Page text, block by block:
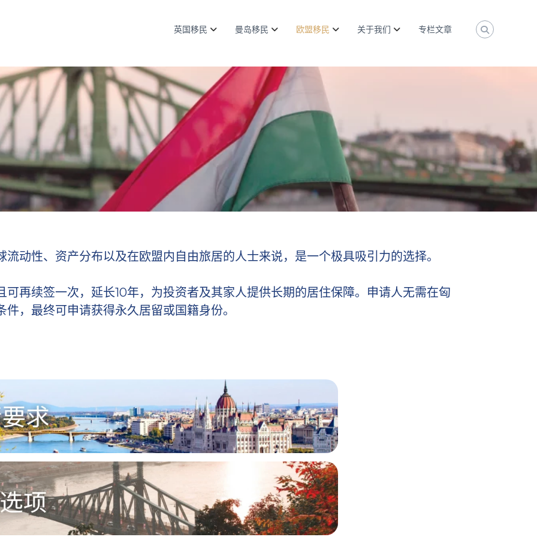
英国移民 曼岛移民 欧盟移民 关于我们 专栏文章
动性、资产分布以及在欧盟内自由旅居的人士来说，是一个极具吸引力的选择。
可再续签一次，延长10年，为投资者及其家人提供长期的居住保障。申请人无需在匈
，最终可申请获得永久居留或国籍身份。